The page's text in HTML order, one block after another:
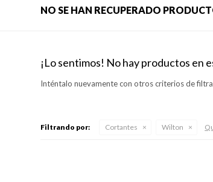
NO SE HAN RECUPERADO
¡Lo sentimos! No hay productos en
Inténtalo nuevamente con otros criterios de
Filtrando por: Cortantes Wilton